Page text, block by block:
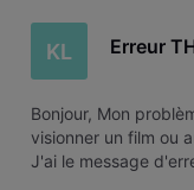
KL Erreur
Bonjour, Mon
visionner un film ou
J'ai le message